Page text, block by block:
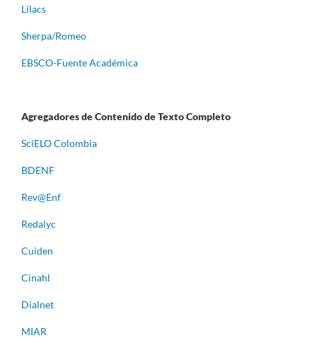
Lilacs
Sherpa/Romeo
EBSCO-Fuente Académica
Agregadores de Contenido de Texto Completo
SciELO Colombia
BDENF
Rev@Enf
Redalyc
Cuiden
Cinahl
Dialnet
MIAR